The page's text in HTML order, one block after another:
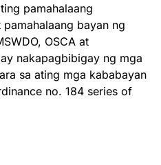
pamahalaang
bayan ng
OSCA at
nakapagbibigay ng mga
sa ating mga kababayan
no. 184 series of